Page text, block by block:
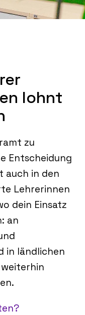
lohnt
zu
Entscheidung
auch in den
Lehrerinnen
dein Einsatz
an
in ländlichen